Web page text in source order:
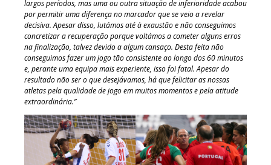
largos períodos, mas uma ou outra situação de inferioridade acabou
por permitir uma diferença no marcador que se veio a revelar
decisiva. Apesar disso, lutámos até à exaustão e não conseguimos
concretizar a recuperação porque voltámos a cometer alguns erros
na finalização, talvez devido a algum cansaço. Desta feita não
conseguimos fazer um jogo tão consistente ao longo dos 60 minutos
e, perante uma equipa mais experiente, isso foi fatal. Apesar do
resultado não ser o que desejávamos, há que felicitar as nossas
atletas pela qualidade de jogo em muitos momentos e pela atitude
extraordinária.”